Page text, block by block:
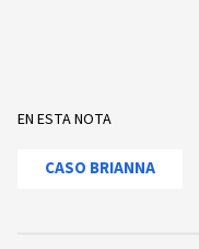
EN ESTA NOTA
CASO BRIANNA